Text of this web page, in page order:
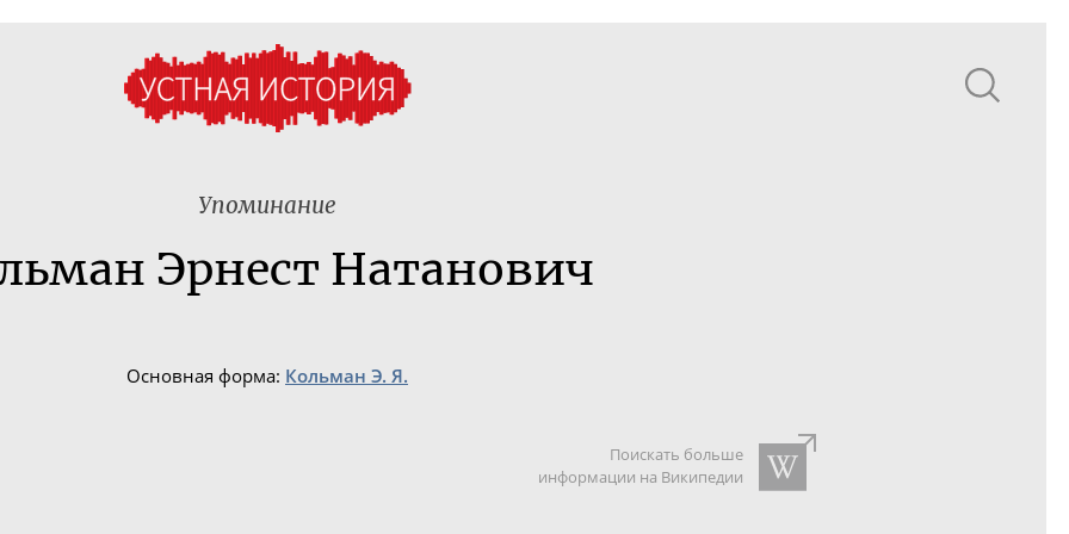
Упоминание
Эрнест Натанович
Основная форма: Кольман Э. Я.
Поискать больше
информации на Википедии